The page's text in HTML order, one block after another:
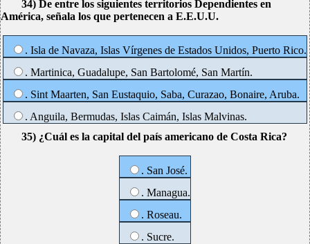
34) De entre los siguientes territorios Dependientes en
América, señala los que pertenecen a E.E.U.U.
. Isla de Navaza, Islas Vírgenes de Estados Unidos, Puerto Rico.
. Martinica, Guadalupe, San Bartolomé, San Martín.
. Sint Maarten, San Eustaquio, Saba, Curazao, Bonaire, Aruba.
. Anguila, Bermudas, Islas Caimán, Islas Malvinas.
35) ¿Cuál es la capital del país americano de Costa Rica?
. San José.
. Managua.
. Roseau.
. Sucre.